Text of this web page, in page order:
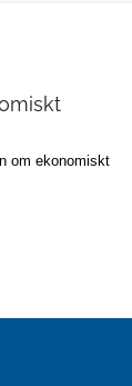
om ekonomiskt